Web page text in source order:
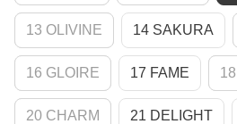
13 OLIVINE 14 SAKURA
16 GLOIRE 17 FAME
20 CHARM 21 DELIGHT